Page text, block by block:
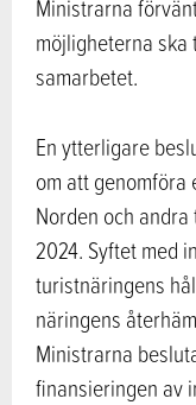
Ministrarna
möjligheterna ska
samarbetet.
En ytterligare
om att
Norden och
2024. Syftet med
turistnäringens
näringens
Ministrarna
finansieringen av